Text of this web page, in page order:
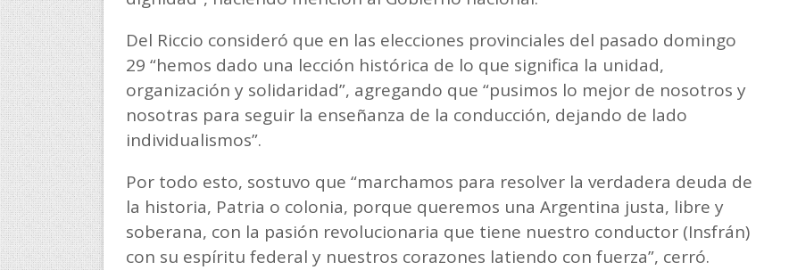
Del Riccio consideró que en las elecciones provinciales del pasado domingo
29 “hemos dado una lección histórica de lo que significa la unidad,
organización y solidaridad”, agregando que “pusimos lo mejor de nosotros y
nosotras para seguir la enseñanza de la conducción, dejando de lado
individualismos”.
Por todo esto, sostuvo que “marchamos para resolver la verdadera deuda de
la historia, Patria o colonia, porque queremos una Argentina justa, libre y
soberana, con la pasión revolucionaria que tiene nuestro conductor (Insfrán)
con su espíritu federal y nuestros corazones latiendo con fuerza”, cerró.